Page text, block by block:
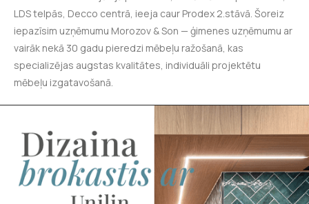
LDS telpās, Decco centrā, ieeja caur Prodex 2.stāvā. Šoreiz
iepazīsim uzņēmumu Morozov & Son — ģimenes uzņēmumu ar
vairāk nekā 30 gadu pieredzi mēbeļu ražošanā, kas
specializējas augstas kvalitātes, individuāli projektētu
mēbeļu izgatavošanā.